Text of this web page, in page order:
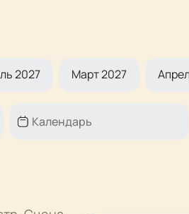
2027 Март 2027